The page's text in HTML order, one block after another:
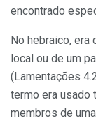
encontrado
No hebraico, era
local ou de um
(Lamentações
termo era usado
membros de